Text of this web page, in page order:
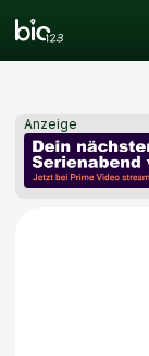
Anzeige